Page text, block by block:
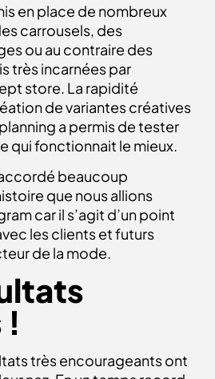
en place de nombreux
carrousels, des
ou au contraire des
très incarnées par
store. La rapidité
de variantes créatives
a permis de tester
qui fonctionnait le mieux.
beaucoup
que nous allions
car il s’agit d’un point
les clients et futurs
de la mode.
très encourageants ont